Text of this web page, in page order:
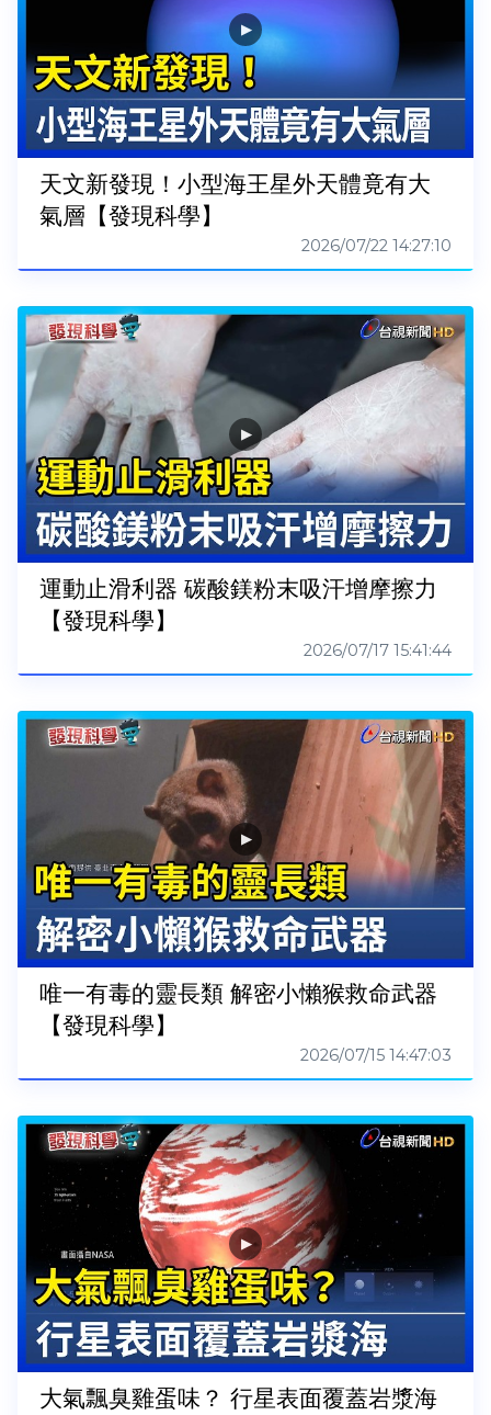
天文新發現！小型海王星外天體竟有大
氣層【發現科學】
2026/07/22 14:27:10
運動止滑利器 碳酸鎂粉末吸汗增摩擦力
【發現科學】
2026/07/17 15:41:44
唯一有毒的靈長類 解密小懶猴救命武器
【發現科學】
2026/07/15 14:47:03
大氣飄臭雞蛋味？ 行星表面覆蓋岩漿海